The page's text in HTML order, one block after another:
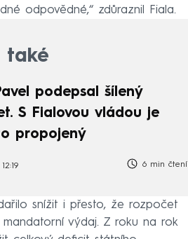
odpovědné,“ zdůraznil Fiala.
také
podepsal šílený
S Fialovou vládou je
propojený
6 min čtení
snížit i přesto, že rozpočet
výdaj. Z roku na rok